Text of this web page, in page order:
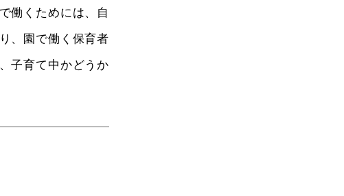
働くためには、自
、園で働く保育者
子育て中かどうか